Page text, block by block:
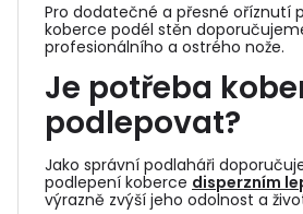
Pro dodatečné a přesné oříznutí
koberce podél stěn
profesionálního a ostrého nože.
Je potřeba
podlepovat?
Jako správní podlaháři
podlepení koberce disperzním
výrazně zvýší jeho odolnost a